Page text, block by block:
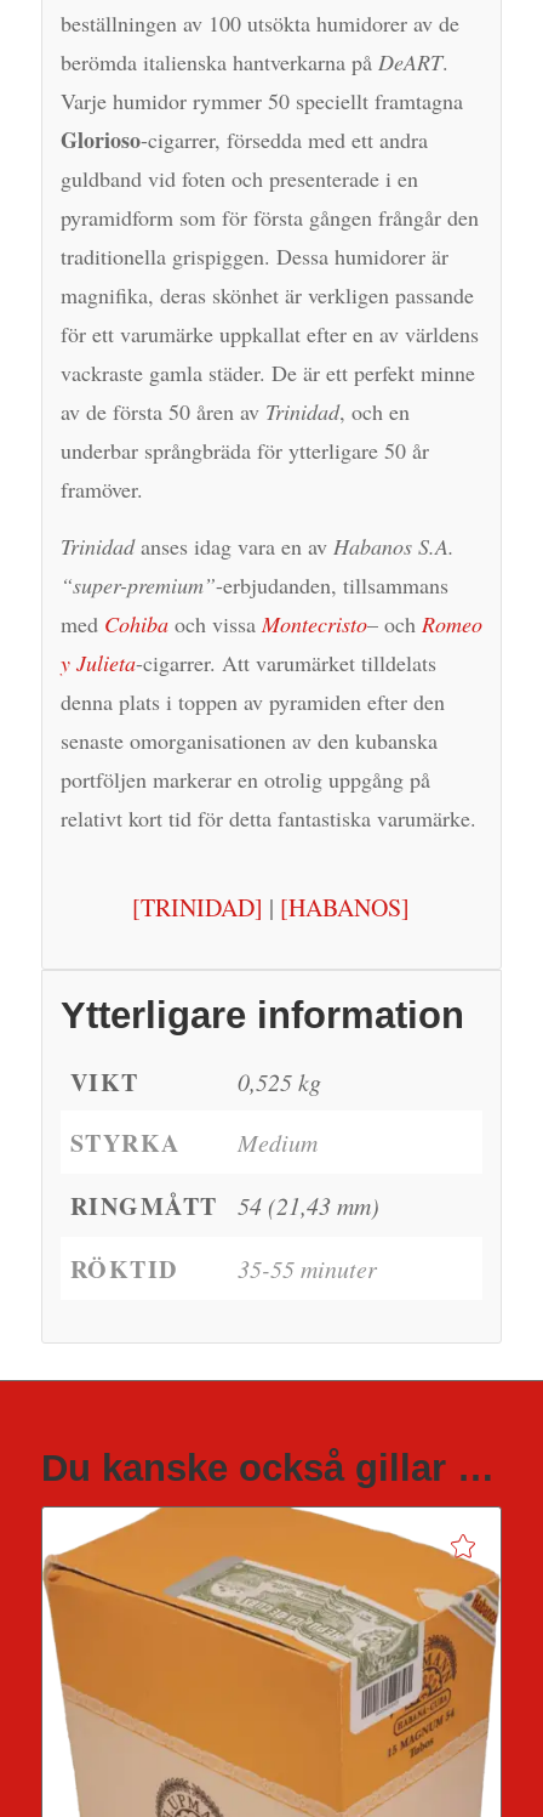
beställningen av 100 utsökta humidorer av de
berömda italienska hantverkarna på DeART.
Varje humidor rymmer 50 speciellt framtagna
Glorioso-cigarrer, försedda med ett andra
guldband vid foten och presenterade i en
pyramidform som för första gången frångår den
traditionella grispiggen. Dessa humidorer är
magnifika, deras skönhet är verkligen passande
för ett varumärke uppkallat efter en av världens
vackraste gamla städer. De är ett perfekt minne
av de första 50 åren av Trinidad, och en
underbar språngbräda för ytterligare 50 år
framöver.
Trinidadanses idag vara en av Habanos S.A.
“super-premium”-erbjudanden, tillsammans
med Cohibaoch vissaMontecristo– och Romeo
y Julieta-cigarrer. Att varumärket tilldelats
denna plats i toppen av pyramiden efter den
senaste omorganisationen av den kubanska
portföljen markerar en otrolig uppgång på
relativt kort tid för detta fantastiska varumärke.
[TRINIDAD] | [HABANOS]
Ytterligare information
VIKT 0,525 kg
STYRKA Medium
RINGMÅTT 54 (21,43 mm)
RÖKTID 35-55 minuter
Du kanske också gillar …